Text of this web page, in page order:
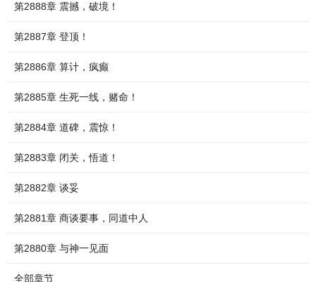
第2888章 震撼，破境！
第2887章 登顶！
第2886章 算计，疯癫
第2885章 生死一线，赌命！
第2884章 道碑，震惊！
第2883章 闭关，悟道！
第2882章 谈妥
第2881章 商谈要事，同道中人
第2880章 与神一见面
全部章节